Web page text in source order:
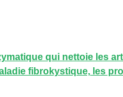
qui nettoie les
fibrokystique, les